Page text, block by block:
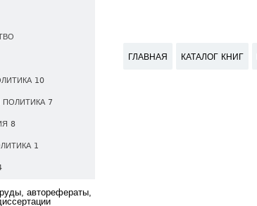
10
7
8
1
ГЛАВНАЯ КАТАЛОГ КНИГ